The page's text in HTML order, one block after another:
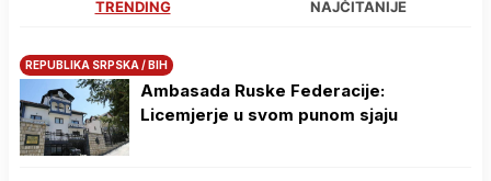
TRENDING NAJČITANIJE
REPUBLIKA SRPSKA / BIH
Ambasada Ruske Federacije:
Licemjerje u svom punom sjaju